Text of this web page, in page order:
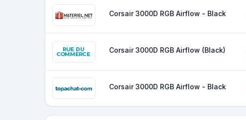
Corsair 3000D RGB Airflow - Black
Corsair 3000D RGB Airflow (Black)
Corsair 3000D RGB Airflow - Black